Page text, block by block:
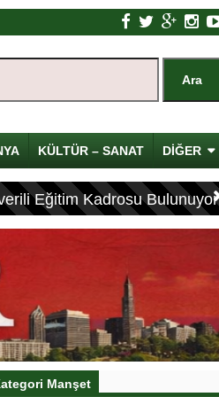
KÜLTÜR – SANAT DİĞER
Eğitim Kadrosu Bulunuyor
Manşet